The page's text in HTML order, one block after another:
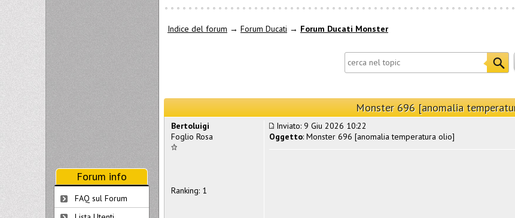
Indice del forum → Forum Ducati → Forum Ducati Monster
Monster 696 [anomalia
Inviato: 9 Giu 2026 10:22
Oggetto: Monster 696 [anomalia temperatura olio]
Bertoluigi
Foglio Rosa
Ranking: 1
Forum info
FAQ sul Forum